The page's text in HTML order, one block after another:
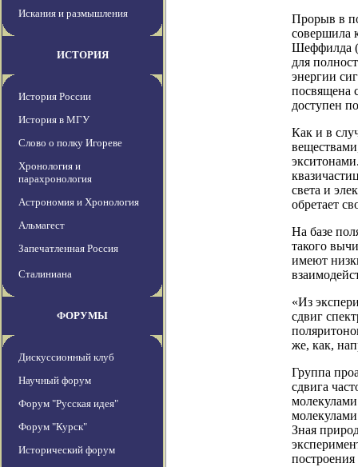
Искания и размышления
ИСТОРИЯ
История России
История в МГУ
Слово о полку Игореве
Хронология и
парахронология
Астрономия и Хронология
Альмагест
Запечатленная Россия
Сталиниана
ФОРУМЫ
Дискуссионный клуб
Научный форум
Форум "Русская идея"
Форум "Курск"
Исторический форум
Прорыв в
совершила
Шеффилда
для
энергии
посвящена
доступен
Как и в
света и
обретает
На базе
такого
имеют
«Из
сдвиг
же, как,
Группа
сдвига
Зная